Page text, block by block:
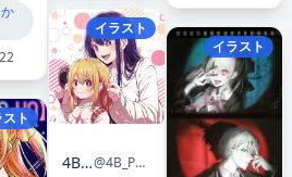
ト
イラスト
4B鉛筆
@4B_Pencil_25
イラスト